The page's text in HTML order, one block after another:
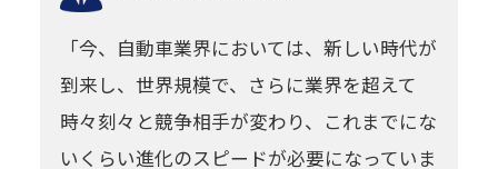
「今、自動車業界においては、新しい時代が
到来し、世界規模で、さらに業界を超えて
時々刻々と競争相手が変わり、これまでにな
いくらい進化のスピードが必要になっていま